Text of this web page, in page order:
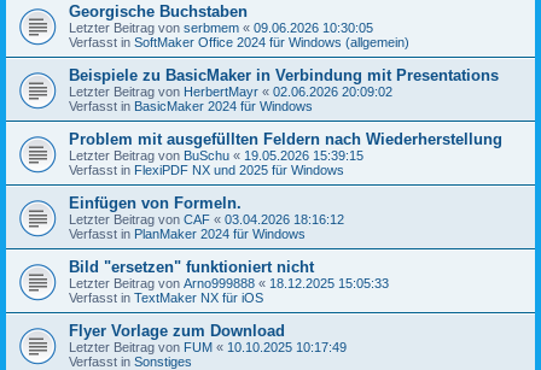
Georgische Buchstaben
Letzter Beitrag von serbmem « 09.06.2026 10:30:05
Verfasst in SoftMaker Office 2024 für Windows (allgemein)
Beispiele zu BasicMaker in Verbindung mit Presentations
Letzter Beitrag von HerbertMayr « 02.06.2026 20:09:02
Verfasst in BasicMaker 2024 für Windows
Problem mit ausgefüllten Feldern nach Wiederherstellung
Letzter Beitrag von BuSchu « 19.05.2026 15:39:15
Verfasst in FlexiPDF NX und 2025 für Windows
Einfügen von Formeln.
Letzter Beitrag von CAF « 03.04.2026 18:16:12
Verfasst in PlanMaker 2024 für Windows
Bild "ersetzen" funktioniert nicht
Letzter Beitrag von Arno999888 « 18.12.2025 15:05:33
Verfasst in TextMaker NX für iOS
Flyer Vorlage zum Download
Letzter Beitrag von FUM « 10.10.2025 10:17:49
Verfasst in Sonstiges